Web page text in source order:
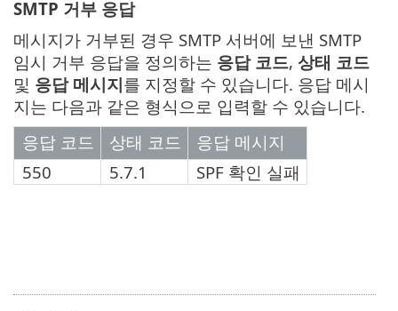
SMTP 거부 응답
메시지가 거부된 경우 SMTP 서버에 보낸 SMTP
임시 거부 응답을 정의하는 응답 코드, 상태 코드
및 응답 메시지를 지정할 수 있습니다. 응답 메시
지는 다음과 같은 형식으로 입력할 수 있습니다.
응답 코드
상태 코드
응답 메시지
550
5.7.1 SPF 확인 실패